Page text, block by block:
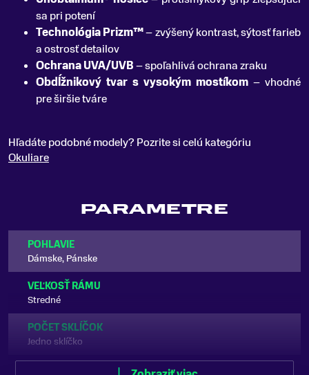
sa pri potení
Technológia Prizm™– zvýšený kontrast, sýtosť farieb
a ostrosť detailov
Ochrana UVA/UVB– spoľahlivá ochrana zraku
Obdĺžnikový tvar s vysokým mostíkom – vhodné
pre širšie tváre
Hľadáte podobné modely? Pozrite si celú kategóriu
Okuliare
PARAMETRE
POHLAVIE
Dámske, Pánske
VEĽKOSŤ RÁMU
Stredné
POČET SKLÍČOK
Jedno sklíčko